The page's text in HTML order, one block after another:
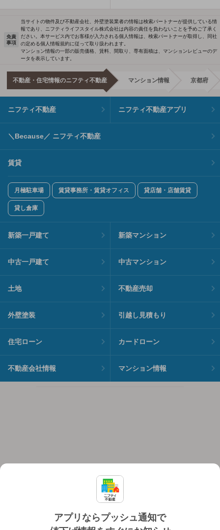
アプリならプッシュ通知で
免責
事項
当サイトの物件及び不動産会社、外壁塗装業者の情報は検索パートナーが提供している情
報であり、ニフティライフスタイル株式会社は内容の責任を負わないことを予めご了承く
ださい。本サービス内でお客様が入力される個人情報は、検索パートナーが取得し、同社
の定める個人情報規約に従って取り扱われます。
マンション情報の一部の販売価格、賃料、間取り、専有面積は、マンションレビューのデ
ータを表示しています。
不動産・住宅情報のニフティ不動産 マンション情報 京都府
ニフティ不動産 ニフティ不動産アプリ
＼Because／ ニフティ不動産
賃貸
月極駐車場 賃貸事務所・賃貸オフィス 貸店舗・店舗賃貸
貸し倉庫
新築一戸建て 新築マンション
中古一戸建て 中古マンション
土地 不動産売却
外壁塗装 引越し見積もり
住宅ローン カードローン
不動産会社情報 マンション情報